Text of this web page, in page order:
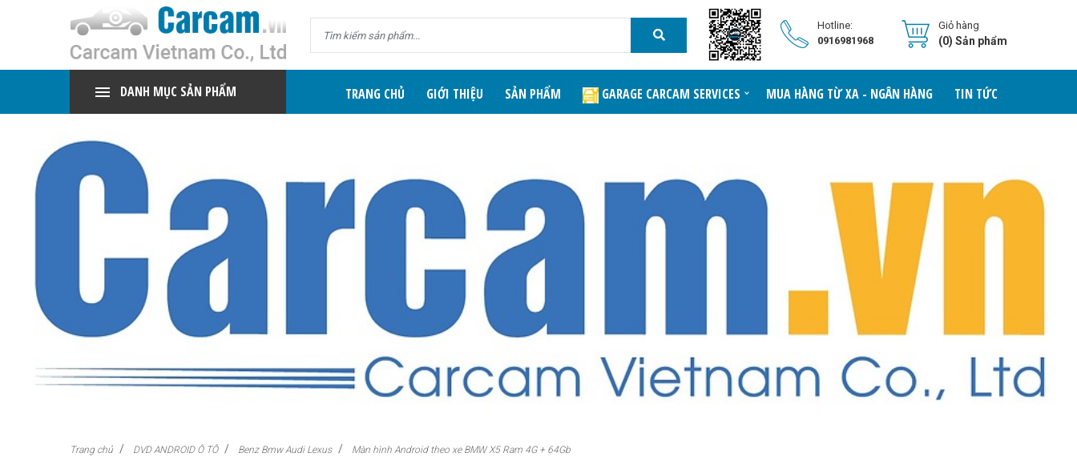
Hotline:
0916981968
Giỏ hàng
(0) Sản phẩm
DANH MỤC SẢN PHẨM TRANG CHỦ GIỚI THIỆU SẢN PHẨM GARAGE CARCAM SERVICES MUA HÀNG TỪ XA - NGÂN HÀNG TIN TỨC
Trang chủ DVD ANDROID Ô TÔ Benz Bmw Audi Lexus Màn hình Android theo xe BMW X5 Ram 4G + 64Gb